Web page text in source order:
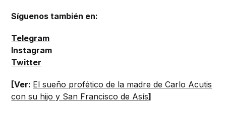
Síguenos también en:
Telegram
Instagram
Twitter
[Ver: El sueño profético de la madre de Carlo Acutis
con su hijo y San Francisco de Asís]